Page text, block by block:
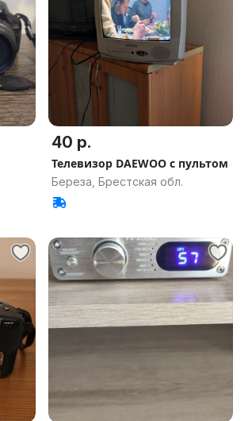
40 р.
Телевизор DAEWOO с пультом
Береза, Брестская обл.